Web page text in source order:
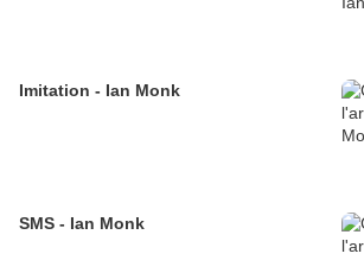
Imitation - Ian Monk
SMS - Ian Monk